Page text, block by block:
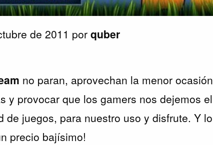
de 2011 porquber
no paran, aprovechan la menor ocasión
y provocar que los gamers nos dejemos el
de juegos, para nuestro uso y disfrute. Y lo
precio bajísimo!